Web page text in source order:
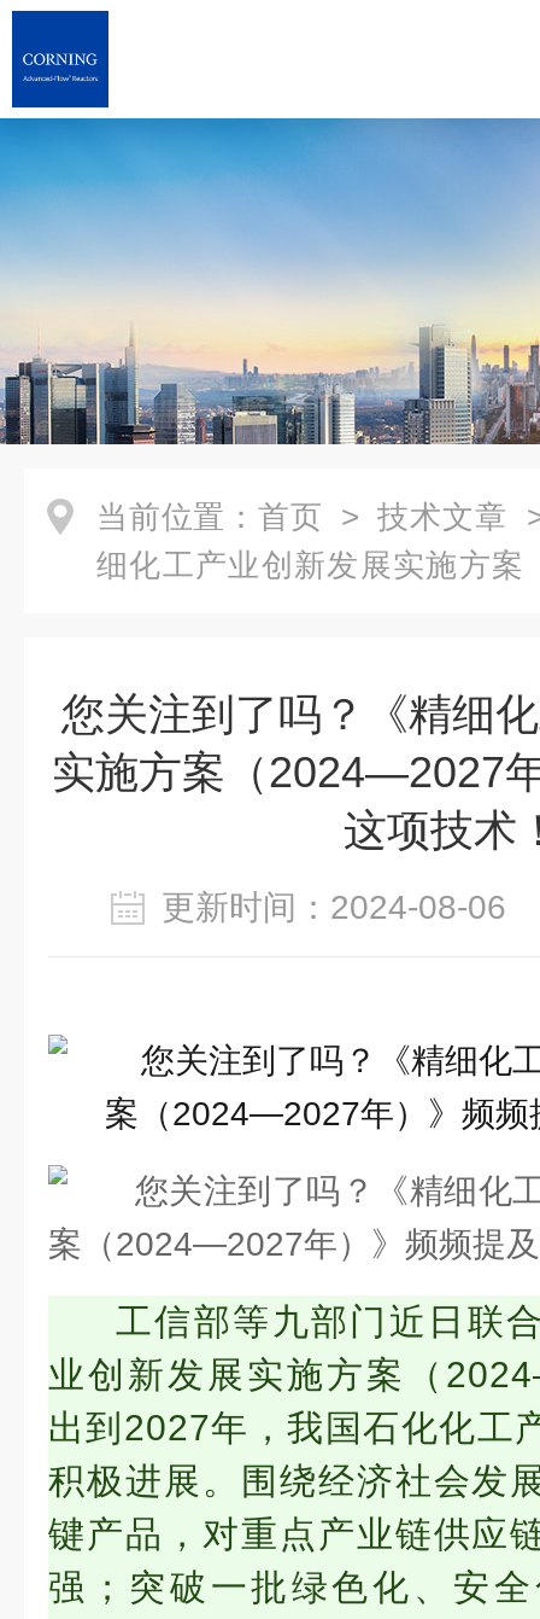
当前位置： 首页 > 技术文章
细化工产业创新发展实施方案
您关注到了吗？《精细
实施方案（2024—2027
这项技术
更新时间：2024-08-
工信部等九部门近日联
业创新发展实施方案（
出到2027年，我国石化化工
积极进展。围绕经济社会发
键产品，对重点产业链供应
强；突破一批绿色化、安